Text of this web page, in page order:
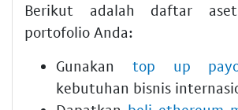
Berikut adalah daftar
portofolio Anda:
Gunakan top up
kebutuhan bisnis